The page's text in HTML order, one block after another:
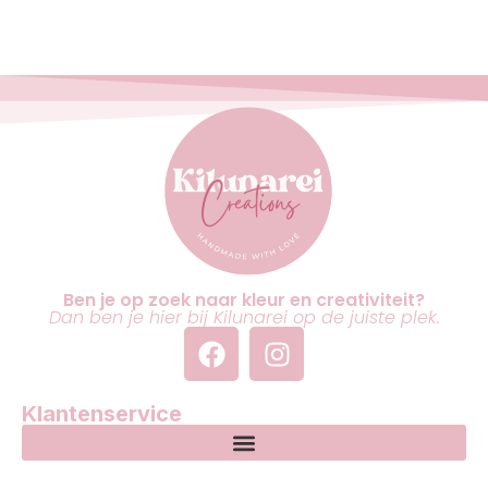
Ben je op zoek naar kleur en creativiteit?
Dan ben je hier bij Kilunarei op de juiste plek.
Klantenservice